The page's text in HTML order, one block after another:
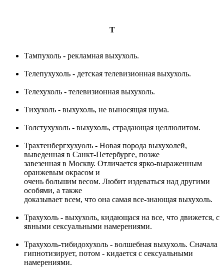
Т
Тампухоль - рекламная выхухоль.
Телепухухоль - детская телевизионная выхухоль.
Телехухоль - телевизионная выхухоль.
Тихухоль - выхухоль, не выносящая шума.
Толстухухоль - выхухоль, страдающая целлюлитом.
Трахтенбергхухуоль - Новая порода выхухолей,
выведенная в Санкт-Петербурге, позже
завезенная в Москву. Отличается ярко-выраженным
оранжевым окрасом и
очень большим весом. Любит издеваться над другими
особями, а также
доказывает всем, что она самая все-знающая выхухоль.
Трахухоль - выхухоль, кидающася на все, что движется, с
явными сексуальными намерениями.
Трахухоль-тибидохухоль - волшебная выхухоль. Сначала
гипнотизирует, потом - кидается с сексуальными
намерениями.